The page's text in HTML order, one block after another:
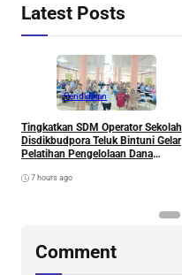
Latest Posts
Pendidikan
Tingkatkan SDM Operator Sekolah
Disdikbudpora Teluk Bintuni Gelar
Pelatihan Pengelolaan Dana
7 hours ago
Comment